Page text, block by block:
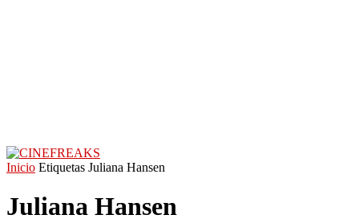
Inicio Etiquetas Juliana Hansen
Juliana Hansen